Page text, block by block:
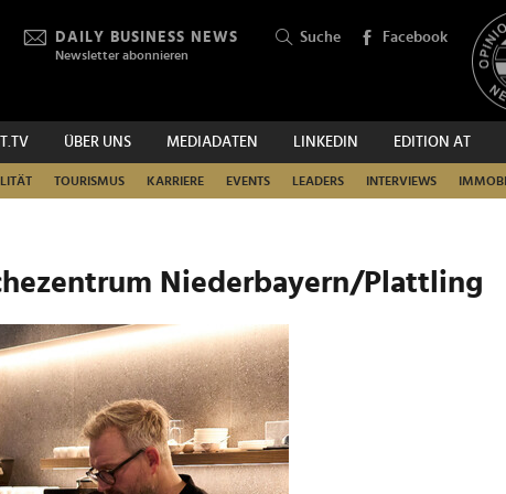
DAILY BUSINESS NEWS
Newsletter abonnieren
Suche Facebook
ÜBER UNS MEDIADATEN LINKEDIN EDITION AT
TOURISMUS KARRIERE EVENTS LEADERS INTERVIEWS
SUCHEN
Niederbayern/Plattling